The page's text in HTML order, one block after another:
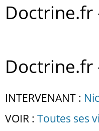
Doctrine.fr
Doctrine.fr
INTERVENANT :
VOIR : Toutes ses